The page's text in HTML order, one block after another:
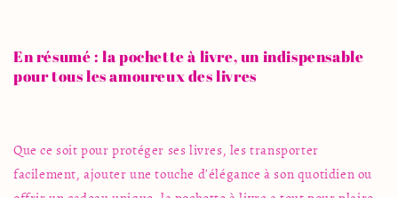
En résumé : la pochette à livre, un indispensable
pour tous les amoureux des livres
Que ce soit pour protéger ses livres, les transporter
facilement, ajouter une touche d’élégance à son quotidien ou